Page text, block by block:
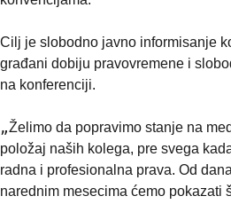
Cilj je slobodno javno informisanje
građani dobiju pravovremene i
na konferenciji.
„Želimo da popravimo stanje na
položaj naših kolega, pre svega
radna i profesionalna prava. Od
narednim mesecima ćemo pokazati